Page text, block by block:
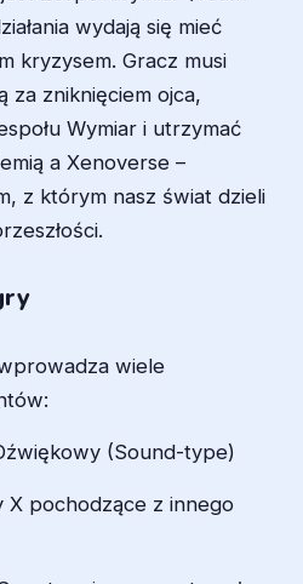
wydają się mieć
kryzysem. Gracz musi
za zniknięciem ojca,
Wymiar i utrzymać
a Xenoverse –
z którym nasz świat dzieli
wiele
(Sound-type)
X pochodzące z innego